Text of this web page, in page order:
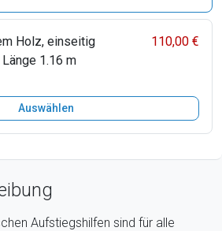
Holz, einseitig
1.16 m
110,00 €
Auswählen
Aufstiegshilfen sind für alle